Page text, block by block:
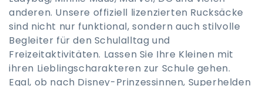
g
o
r
anderen. Unsere offiziell lizenzierten Rucksäcke
sind nicht nur funktional, sondern auch stilvolle
Begleiter für den Schulalltag und
Freizeitaktivitäten. Lassen Sie Ihre Kleinen mit
ihren Lieblingscharakteren zur Schule gehen.
Egal, ob nach Disney-Prinzessinnen, Superhelden